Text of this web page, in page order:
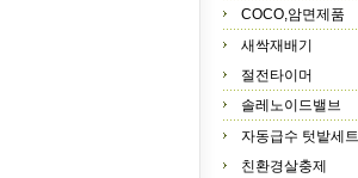
COCO,암면제품
새싹재배기
절전타이머
솔레노이드밸브
자동급수 텃밭세트
친환경살충제